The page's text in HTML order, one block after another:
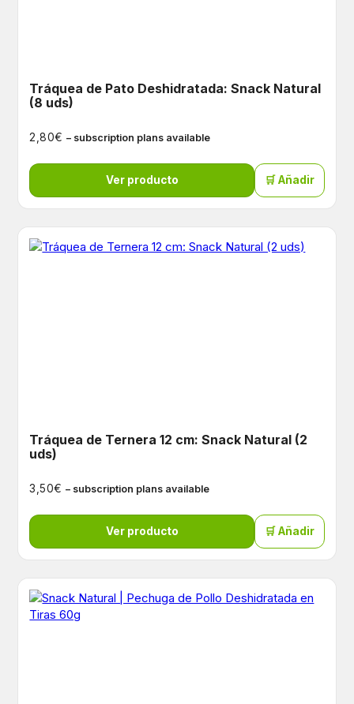
Tráquea de Pato Deshidratada: Snack Natural
(8 uds)
2,80€ – subscription plans available
Ver producto 🛒 Añadir
Tráquea de Ternera 12 cm: Snack Natural (2
uds)
3,50€ – subscription plans available
Ver producto 🛒 Añadir